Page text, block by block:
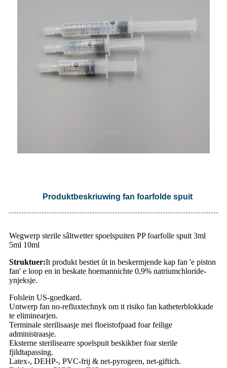
Produktbeskriuwing fan foarfolde spuit
Wegwerp sterile sâltwetter spoelspuiten PP foarfolle spuit 3ml
5ml 10ml
Struktuer:It produkt bestiet út in beskermjende kap fan 'e piston
fan' e loop en in beskate hoemannichte 0,9% natriumchloride-
ynjeksje.
Folslein US-goedkard.
Untwerp fan no-refluxtechnyk om it risiko fan katheterblokkade
te eliminearjen.
Terminale sterilisaasje mei floeistofpaad foar feilige
administraasje.
Eksterne sterilisearre spoelspuit beskikber foar sterile
fjildtapassing.
Latex-, DEHP-, PVC-frij & net-pyrogeen, net-giftich.